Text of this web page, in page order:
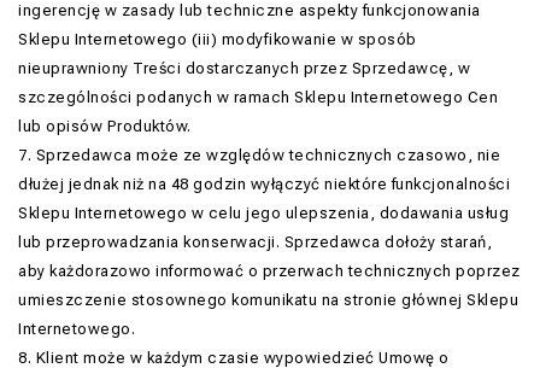
ingerencję w zasady lub techniczne aspekty funkcjonowania
Sklepu Internetowego (iii) modyfikowanie w sposób
nieuprawniony Treści dostarczanych przez Sprzedawcę, w
szczególności podanych w ramach Sklepu Internetowego Cen
lub opisów Produktów.
7. Sprzedawca może ze względów technicznych czasowo, nie
dłużej jednak niż na 48 godzin wyłączyć niektóre funkcjonalności
Sklepu Internetowego w celu jego ulepszenia, dodawania usług
lub przeprowadzania konserwacji. Sprzedawca dołoży starań,
aby każdorazowo informować o przerwach technicznych poprzez
umieszczenie stosownego komunikatu na stronie głównej Sklepu
Internetowego.
8. Klient może w każdym czasie wypowiedzieć Umowę o